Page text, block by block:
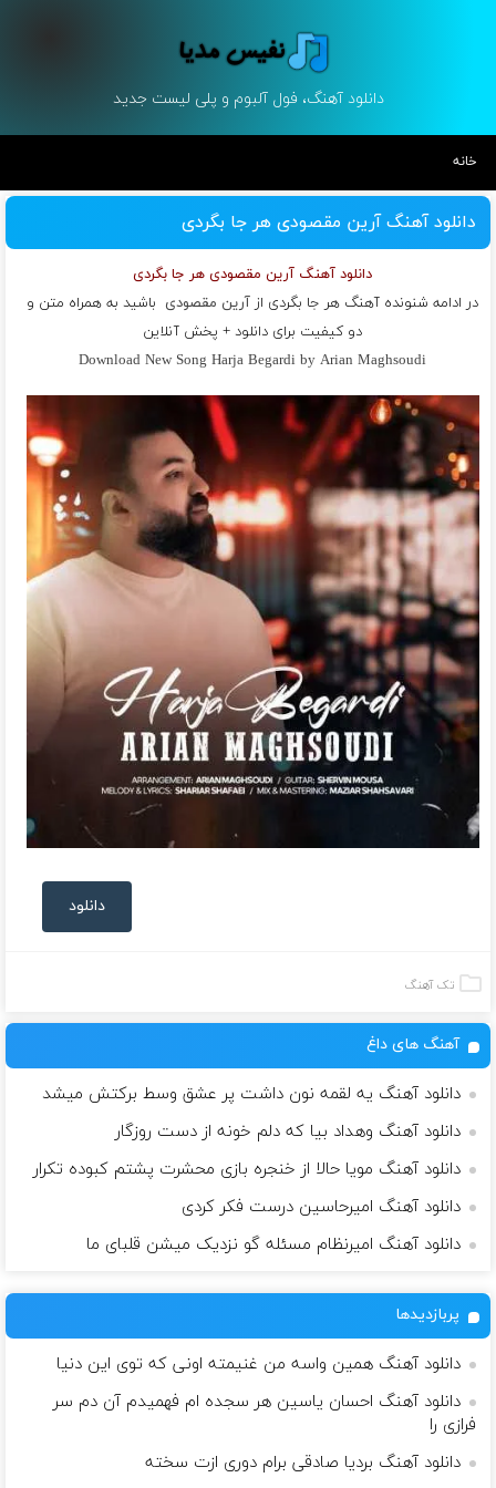
دانلود آهنگ، فول آلبوم و پلی لیست جدید
خانه
دانلود آهنگ آرین مقصودی هر جا بگردی
دانلود آهنگ آرین مقصودی هر جا بگردی
در ادامه شنونده آهنگ هر جا بگردی از آرین مقصودی باشید به همراه متن و
دو کیفیت برای دانلود + پخش آنلاین
Download New Song Harja Begardi by Arian Maghsoudi
دانلود
تک آهنگ
آهنگ های داغ
دانلود آهنگ یه لقمه نون داشت پر عشق وسط برکتش میشد
دانلود آهنگ وهداد بیا که دلم خونه از دست روزگار
دانلود آهنگ مویا حالا از خنجره بازی محشرت پشتم کبوده تکرار
دانلود آهنگ امیرحاسین درست فکر کردی
دانلود آهنگ امیرنظام مسئله گو نزدیک میشن قلبای ما
پربازدیدها
دانلود آهنگ همین واسه من غنیمته اونی که توی این دنیا
دانلود آهنگ احسان یاسین هر سجده ام فهمیدم آن دم سر
فرازی را
دانلود آهنگ بردیا صادقی برام دوری ازت سخته